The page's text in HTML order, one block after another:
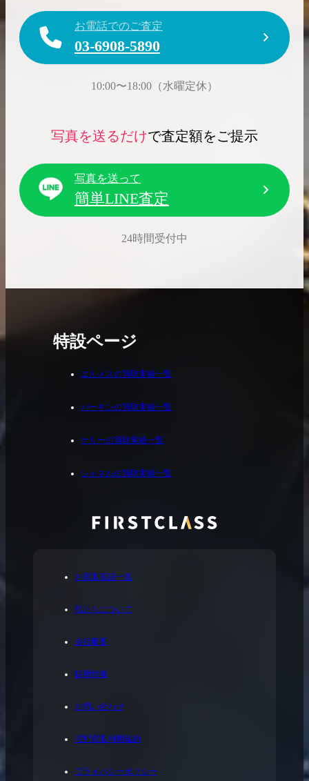
お電話でのご査定
03-6908-5890
10:00〜18:00（水曜定休）
写真を送るだけで査定額をご提示
写真を送って
簡単LINE査定
24時間受付中
お買取実績一覧
私たちについて
会社概要
採用情報
お問い合わせ
宅配買取利用規約
プライバシーポリシー
特設ページ
エルメスの買取実績一覧
バーキンの買取実績一覧
ケリーの買取実績一覧
シャネルの買取実績一覧